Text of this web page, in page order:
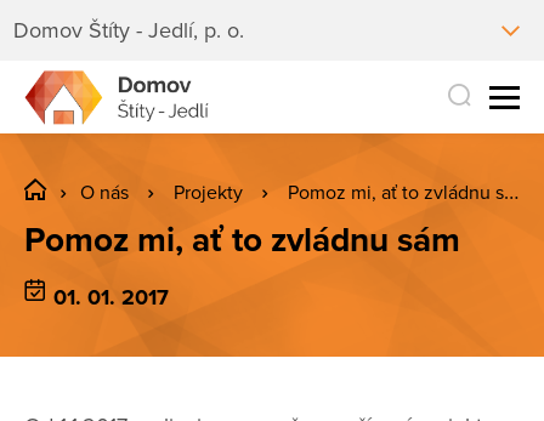
Domov Štíty - Jedlí, p. o.
O nás Projekty Pomoz mi, ať to zvládnu sám
Pomoz mi, ať to zvládnu sám
01. 01. 2017